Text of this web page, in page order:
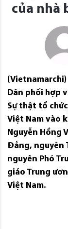
của nhà
(Vietnamarchi)
Dân phối hợp
Sự thật tổ
Việt Nam vào
Nguyễn Hồng
Đảng, nguyên
nguyên Phó
giáo Trung
Việt Nam.